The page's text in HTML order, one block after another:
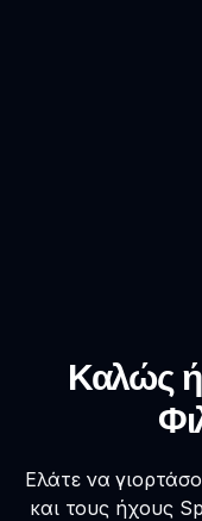
Καλώς
Ελάτε να
και τους ήχους